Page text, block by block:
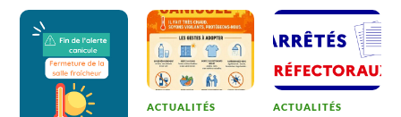
ACTUALITÉS ACTUALITÉS